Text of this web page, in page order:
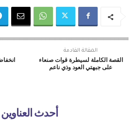
المقالة القادمة
القصة الكاملة لسيطرة قوات صنعاء
على جبهتي العود وذي ناعم
أحدث العناوين